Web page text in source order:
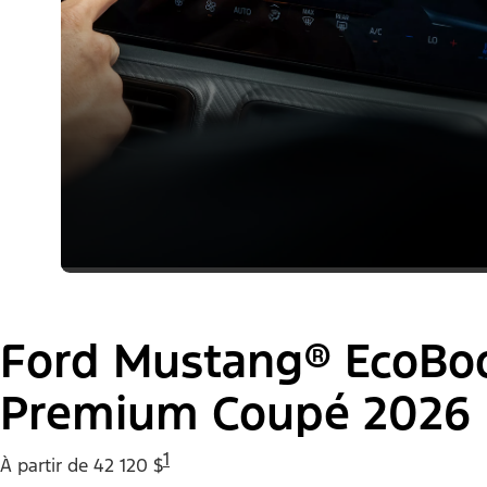
Ford Mustang®
Premium Coupé 2026
À partir de 42 120 $1